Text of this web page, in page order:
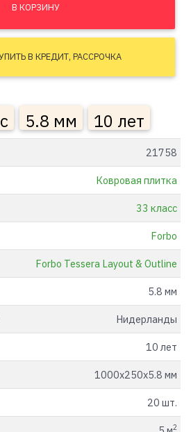
В КОРЗИНУ
В КРЕДИТ, РАССРОЧКА
5.8 мм 10 лет
21758
Ковровая плитка
33 класс
Forbo
Forbo Tessera Layout & Outline
5.8 мм
Нидерланды
10 лет
1000x250x5.8 мм
20 шт.
2